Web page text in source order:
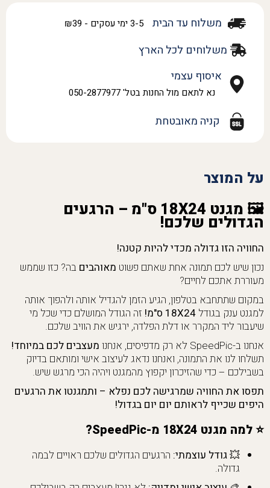
משלוח עד הבית 3-5 ימי עסקים - ₪39
משלוחים לכל הארץ
איסוף עצמי
נא לתאם מול החנות בטל' 050-2877977
קניה מאובטחת
על המוצר
🖼️ מגנט 18X24 ס"מ – הרגעים
הגדולים שלכם!
החוויה הזו גדולה מכדי להיות קטנה!
נכון שיש לכם תמונה אחת שאתם פשוט מאוהבים בה? כזו שממש
מעוררת אתכם לחיים?
במקום שתתחבא בטלפון, הגיע הזמן להגדיל אותה ולהפוך אותה
למגנט ענק בגודל 18X24 ס"מ!
זה הגודל המושלם כדי שכל מי
שיעבור ליד המקרר או דלת הפלדה, ירגיש את הוויב שלכם.
אנחנו ב-SpeedPic לא רק מדפיסים, אנחנו
מעצבים לכם במיוחד!
תשלחו לנו את התמונה, ואנחנו נדאג לעיצוב אישי ומותאם בדיוק
בשבילכם – כדי שהזיכרון יקפוץ מהמגנט ויהיה הכי מרגש שיש.
תפסו את החוויה שמרגישה לכם נפלא – ותמגנטו את הרגעים
היפים שכייף לראותם יום יום בגדול!
⭐ למה מגנט 18X24 מ-SpeedPic?
💥 גודל עוצמתי: הרגעים הגדולים שלכם ראויים לבמה
גדולה.